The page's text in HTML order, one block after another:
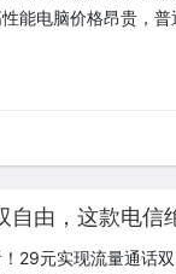
能电脑价格昂贵，
由，这款电信
29元实现流量通话